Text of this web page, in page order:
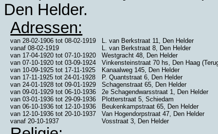
Den Helder.
Adressen:
van28-02-1906 tot08-02-1919
L. van Berkstraat 11, Den Helder
vanaf08-02-1919
L. van Berkstraat 8, Den Helder
van 17-04-1920 tot07-10-1920
Westgracht 48, Den Helder
van07-10-1920 tot03-09-1924
Vinkensteinstraat 70 hs, Den Haag
van 10-09-1925 tot 17-11-1925
Kanaalweg 145, Den Helder
van 17-11-1925 tot24-01-1928
P. Quantstraat 6, Den Helder
van24-01-1928 tot09-01-1929
Schagenstraat 65, Den Helder
van09-01-1929 tot06-10-1936
2e Schagendwarsstraat 1, Den Helder
van03-01-1936 tot29-09-1936
Plotterstraat 5, Schiedam
van06-10-1936 tot 12-10-1936
Beukenkampstraat 65, Den Helder
van 12-10-1936 tot20-10-1937
Van Hogendorpstraat 47, Den Helder
vanaf20-10-1937 Vosstraat 3, Den Helder